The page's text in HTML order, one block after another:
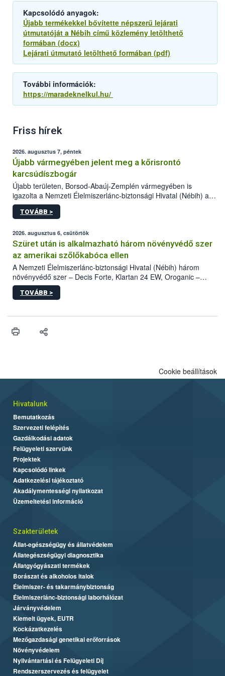
Kapcsolódó anyagok:
Újabb termékekkel bővítette népszerű lejárati
útmutatóját a Nébih című közlemény letölthető
formában (docx)
Lejárati útmutató letölthető formában (pdf)
További információk:
https://maradeknelkul.hu/
Friss hírek
2026. augusztus 7, péntek
Újabb vármegyében jelent meg a kőrisrontó
karcsúdíszbogár
Újabb területen, Borsod-Abaúj-Zemplén vármegyében is
igazolta a Nemzeti Élelmiszerlánc-biztonsági Hivatal (Nébih) a
kőrisrontó karcsúdíszbogár (Agrilus planipennis) jelenlétét. A
kártevőt nem csak színcsapdában találták meg, de már fertőzött
az intenzív felderítést, emellett az intézkedéseket a szlovák
hatósággal is összehangolják a terjedés megállítása érdekében.
TOVÁBB >
2026. augusztus 6, csütörtök
Szüret után is alkalmazható három növényvédő szer
az amerikai szőlőkabóca ellen
A Nemzeti Élelmiszerlánc-biztonsági Hivatal (Nébih) három
növényvédő szer – Decis Forte, Klartan 24 EW, Oroganic –
engedélyokiratát módosította, így azok a szüretet követően,
egészen a vesszőérettség (BBCH 91) stádiumáig
érésű szőlőkben is legyen lehetőség a károsító elleni további
felhasználók számára is elérhető és ökológiai termesztésben is
TOVÁBB >
Cookie beállítások
Hivatalunk
Bemutatkozás
Szervezeti felépítés
Gazdálkodási adatok
Felügyeleti szervünk
Projektek
Kapcsolódó linkek
Adatkezelési tájékoztató
Akadálymentességi nyilatkozat
Üzemeltetési információ
Szakterületek
Állat-egészségügy és állatvédelem
Állategészségügyi diagnosztika
Állatgyógyászati termékek
Borászat és alkoholos italok
Élelmiszer- és takarmánybiztonság
Élelmiszerlánc-biztonsági laborhálózat
Járványvédelem
Kiemelt ügyek, EUTR
Kockázatkezelés
Mezőgazdasági genetikai erőforrások
Növényvédelem
Nyilvántartási és Felügyeleti Díj
Rendszerszervezés és felügyelet